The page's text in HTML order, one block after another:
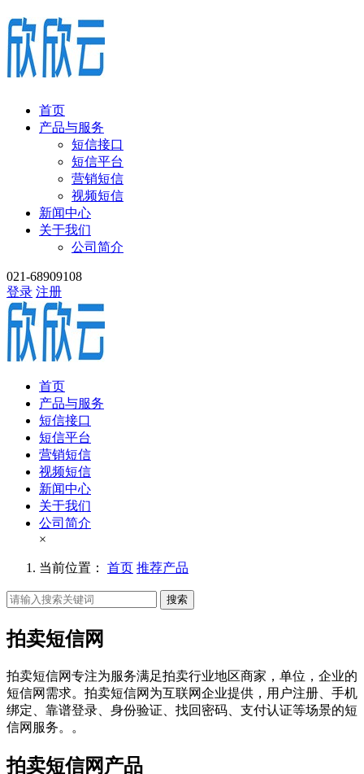
首页
产品与服务
短信接口
短信平台
营销短信
视频短信
新闻中心
关于我们
公司简介
021-68909108
登录 注册
首页
产品与服务
短信接口
短信平台
营销短信
视频短信
新闻中心
关于我们
公司简介
×
当前位置： 首页 推荐产品
搜索
拍卖短信网
拍卖短信网专注为服务满足拍卖行业地区商家，单位，企业的
短信网需求。拍卖短信网为互联网企业提供，用户注册、手机
绑定、靠谱登录、身份验证、找回密码、支付认证等场景的短
信网服务。。
拍卖短信网产品